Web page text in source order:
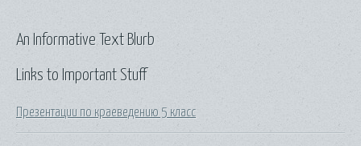
Links to Important Stuff
Презентации по краеведению 5 класс
An Informative Text Blurb